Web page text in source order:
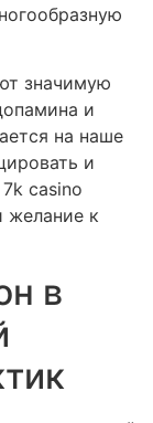
значимую
и
на наше
и
casino
желание к
в